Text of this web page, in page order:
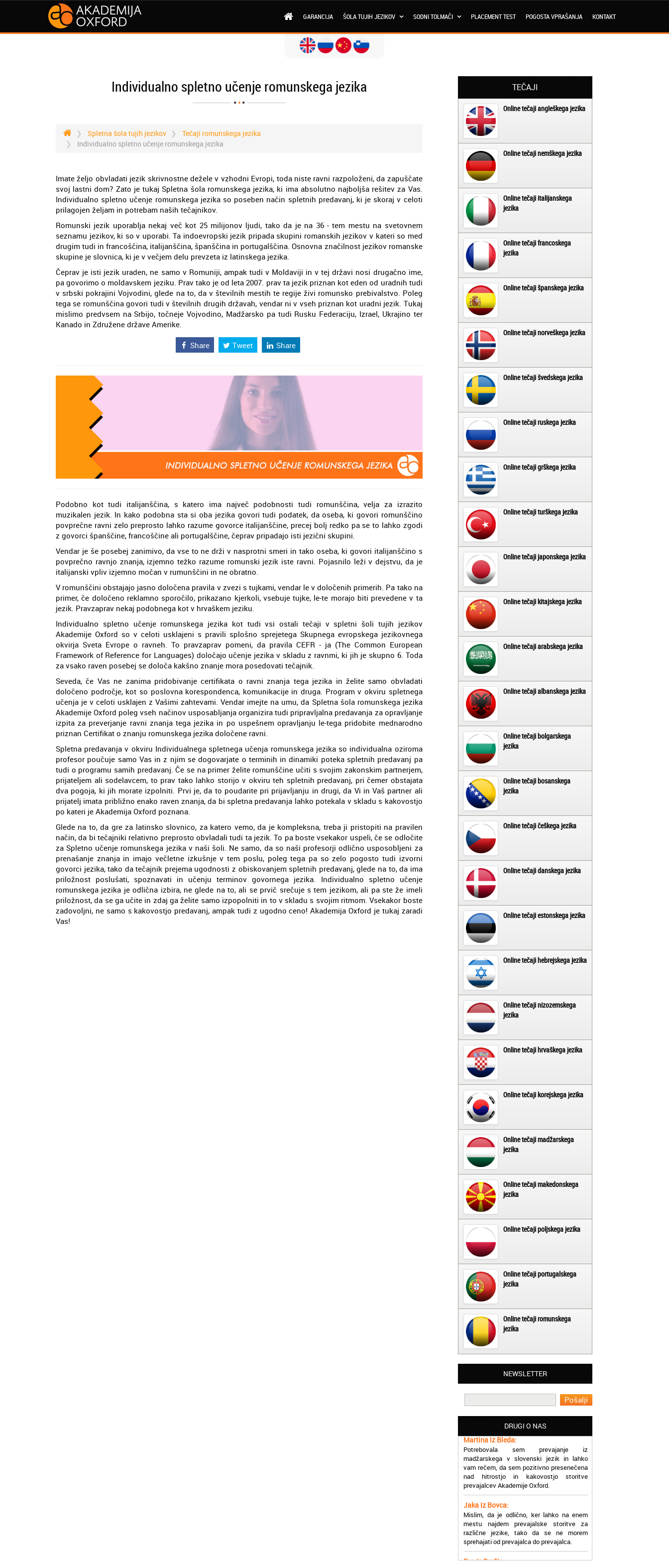
GARANCIJA ŠOLA TUJIH JEZIKOV SODNI TOLMAČI PLACEMENT TEST POGOSTA VPRAŠANJA KONTAKT
Individualno spletno učenje romunskega jezika
Spletna šola tujih jezikov
Tečaji romunskega jezika
Individualno spletno učenje romunskega jezika
Imate željo obvladati jezik skrivnostne dežele v vzhodni Evropi, toda niste ravni razpoloženi, da zapuščate
svoj lastni dom? Zato je tukaj Spletna šola romunskega jezika, ki ima absolutno najboljša rešitev za Vas.
Individualno spletno učenje romunskega jezika so poseben način spletnih predavanj, ki je skoraj v celoti
prilagojen željam in potrebam naših tečajnikov.
Romunski jezik uporablja nekaj več kot 25 milijonov ljudi, tako da je na 36 - tem mestu na svetovnem
seznamu jezikov, ki so v uporabi. Ta indoevropski jezik pripada skupini romanskih jezikov v kateri so med
drugim tudi in francoščina, italijanščina, španščina in portugalščina. Osnovna značilnost jezikov romanske
skupine je slovnica, ki je v večjem delu prevzeta iz latinskega jezika.
Čeprav je isti jezik uraden, ne samo v Romuniji, ampak tudi v Moldaviji in v tej državi nosi drugačno ime,
pa govorimo o moldavskem jeziku. Prav tako je od leta 2007. prav ta jezik priznan kot eden od uradnih tudi
v srbski pokrajini Vojvodini, glede na to, da v številnih mestih te regije živi romunsko prebivalstvo. Poleg
tega se romunščina govori tudi v številnih drugih državah, vendar ni v vseh priznan kot uradni jezik. Tukaj
mislimo predvsem na Srbijo, točneje Vojvodino, Madžarsko pa tudi Rusku Federaciju, Izrael, Ukrajino ter
Kanado in Združene države Amerike.
Share Tweet Share
Podobno kot tudi italijanščina, s katero ima največ podobnosti tudi romunščina, velja za izrazito
muzikalen jezik. In kako podobna sta si oba jezika govori tudi podatek, da oseba, ki govori romunščino
povprečne ravni zelo preprosto lahko razume govorce italijanščine, precej bolj redko pa se to lahko zgodi
z govorci španščine, francoščine ali portugalščine, čeprav pripadajo isti jezični skupini.
Vendar je še posebej zanimivo, da vse to ne drži v nasprotni smeri in tako oseba, ki govori italijanščino s
povprečno ravnjo znanja, izjemno težko razume romunski jezik iste ravni. Pojasnilo leži v dejstvu, da je
italijanski vpliv izjemno močan v rumunščini in ne obratno.
V romunščini obstajajo jasno določena pravila v zvezi s tujkami, vendar le v določenih primerih. Pa tako na
primer, če določeno reklamno sporočilo, prikazano kjerkoli, vsebuje tujke, le-te morajo biti prevedene v ta
jezik. Pravzaprav nekaj podobnega kot v hrvaškem jeziku.
Individualno spletno učenje romunskega jezika kot tudi vsi ostali tečaji v spletni šoli tujih jezikov
Akademije Oxford so v celoti usklajeni s pravili splošno sprejetega Skupnega evropskega jezikovnega
okvirja Sveta Evrope o ravneh. To pravzaprav pomeni, da pravila CEFR - ja (The Common European
Framework of Reference for Languages) določajo učenje jezika v skladu z ravnmi, ki jih je skupno 6. Toda
za vsako raven posebej se določa kakšno znanje mora posedovati tečajnik.
Seveda, če Vas ne zanima pridobivanje certifikata o ravni znanja tega jezika in želite samo obvladati
določeno področje, kot so poslovna korespondenca, komunikacije in druga. Program v okviru spletnega
učenja je v celoti usklajen z Vašimi zahtevami. Vendar imejte na umu, da Spletna šola romunskega jezika
Akademije Oxford poleg vseh načinov usposabljanja organizira tudi pripravljalna predavanja za opravljanje
izpita za preverjanje ravni znanja tega jezika in po uspešnem opravljanju le-tega pridobite mednarodno
priznan Certifikat o znanju romunskega jezika določene ravni.
Spletna predavanja v okviru Individualnega spletnega učenja romunskega jezika so individualna oziroma
profesor poučuje samo Vas in z njim se dogovarjate o terminih in dinamiki poteka spletnih predavanj pa
tudi o programu samih predavanj. Če se na primer želite romunščine učiti s svojim zakonskim partnerjem,
prijateljem ali sodelavcem, to prav tako lahko storijo v okviru teh spletnih predavanj, pri čemer obstajata
dva pogoja, ki jih morate izpolniti. Prvi je, da to poudarite pri prijavljanju in drugi, da Vi in Vaš partner ali
prijatelj imata približno enako raven znanja, da bi spletna predavanja lahko potekala v skladu s kakovostjo
po kateri je Akademija Oxford poznana.
Glede na to, da gre za latinsko slovnico, za katero vemo, da je kompleksna, treba ji pristopiti na pravilen
način, da bi tečajniki relativno preprosto obvladali tudi ta jezik. To pa boste vsekakor uspeli, če se odločite
za Spletno učenje romunskega jezika v naši šoli. Ne samo, da so naši profesorji odlično usposobljeni za
prenašanje znanja in imajo večletne izkušnje v tem poslu, poleg tega pa so zelo pogosto tudi izvorni
govorci jezika, tako da tečajnik prejema ugodnosti z obiskovanjem spletnih predavanj, glede na to, da ima
priložnost poslušati, spoznavati in učenju terminov govornega jezika. Individualno spletno učenje
romunskega jezika je odlična izbira, ne glede na to, ali se prvič srečuje s tem jezikom, ali pa ste že imeli
priložnost, da se ga učite in zdaj ga želite samo izpopolniti in to v skladu s svojim ritmom. Vsekakor boste
zadovoljni, ne samo s kakovostjo predavanj, ampak tudi z ugodno ceno! Akademija Oxford je tukaj zaradi
Vas!
TEČAJI
Online tečaji angleškega jezika
Online tečaji nemškega jezika
Online tečaji italijanskega
jezika
Online tečaji francoskega
jezika
Online tečaji španskega jezika
Online tečaji norveškega jezika
Online tečaji švedskega jezika
Online tečaji ruskega jezika
Online tečaji grškega jezika
Online tečaji turškega jezika
Online tečaji japonskega jezika
Online tečaji kitajskega jezika
Online tečaji arabskega jezika
Online tečaji albanskega jezika
Online tečaji bolgarskega
jezika
Online tečaji bosanskega
jezika
Online tečaji češkega jezika
Online tečaji danskega jezika
Online tečaji estonskega jezika
Online tečaji hebrejskega jezika
Online tečaji nizozemskega
jezika
Online tečaji hrvaškega jezika
Online tečaji korejskega jezika
Online tečaji madžarskega
jezika
Online tečaji makedonskega
jezika
Online tečaji poljskega jezika
Online tečaji portugalskega
jezika
Online tečaji romunskega
jezika
NEWSLETTER
DRUGI O NAS
Matjaž iz Ajdovščine:
Lahko pohvalim vse zaposlene v Akademiji
prevajalske storitve opravljajo hitro in
učinkoviti.
Martina iz Bleda:
Potrebovala sem prevajanje iz
madžarskega v slovenski jezik in lahko
vam rečem, da sem pozitivno presenečena
nad hitrostjo in kakovostjo storitve
prevajalcev Akademije Oxford.
Jaka iz Bovca:
Mislim, da je odlično, ker lahko na enem
mestu najdem prevajalske storitve za
različne jezike, tako da se ne morem
sprehajati od prevajalca do prevajalca.
Eva iz Brežic:
Nujno sem potrebovala prevod v francoski